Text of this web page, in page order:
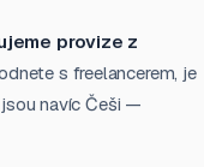
provize z
s freelancerem, je
navíc Češi —